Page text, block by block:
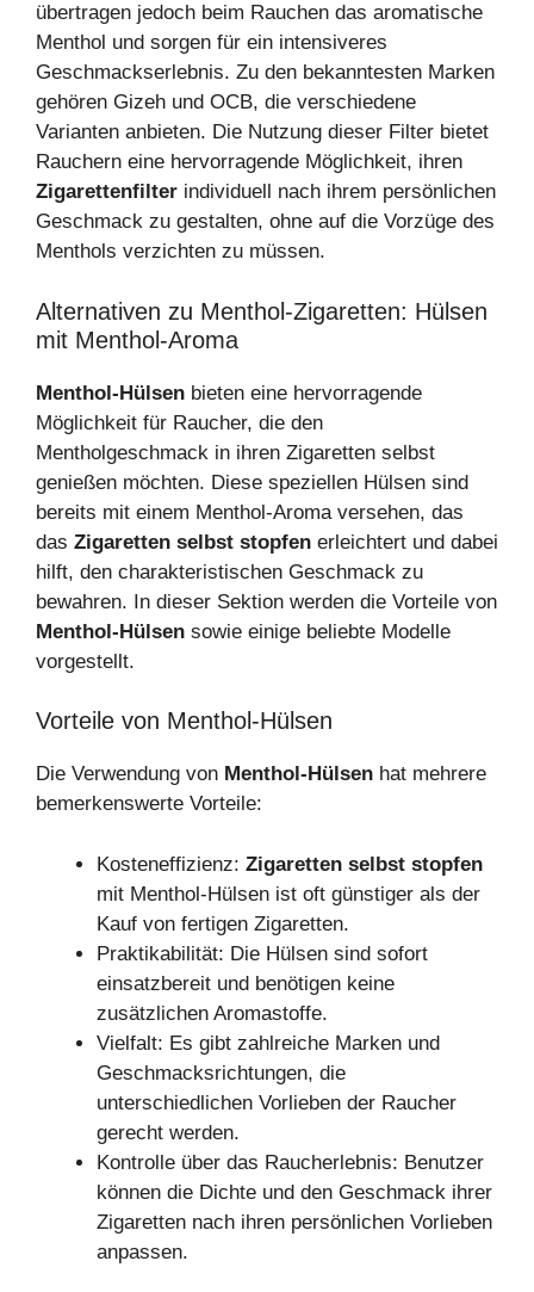
übertragen jedoch beim Rauchen das aromatische
Menthol und sorgen für ein intensiveres
Geschmackserlebnis. Zu den bekanntesten Marken
gehören Gizeh und OCB, die verschiedene
Varianten anbieten. Die Nutzung dieser Filter bietet
Rauchern eine hervorragende Möglichkeit, ihren
Zigarettenfilter individuell nach ihrem persönlichen
Geschmack zu gestalten, ohne auf die Vorzüge des
Menthols verzichten zu müssen.
Alternativen zu Menthol-Zigaretten: Hülsen
mit Menthol-Aroma
Menthol-Hülsen bieten eine hervorragende
Möglichkeit für Raucher, die den
Mentholgeschmack in ihren Zigaretten selbst
genießen möchten. Diese speziellen Hülsen sind
bereits mit einem Menthol-Aroma versehen, das
das Zigaretten selbst stopfen erleichtert und dabei
hilft, den charakteristischen Geschmack zu
bewahren. In dieser Sektion werden die Vorteile von
Menthol-Hülsen sowie einige beliebte Modelle
vorgestellt.
Vorteile von Menthol-Hülsen
Die Verwendung von Menthol-Hülsen hat mehrere
bemerkenswerte Vorteile:
Kosteneffizienz: Zigaretten selbst stopfen
mit Menthol-Hülsen ist oft günstiger als der
Kauf von fertigen Zigaretten.
Praktikabilität: Die Hülsen sind sofort
einsatzbereit und benötigen keine
zusätzlichen Aromastoffe.
Vielfalt: Es gibt zahlreiche Marken und
Geschmacksrichtungen, die
unterschiedlichen Vorlieben der Raucher
gerecht werden.
Kontrolle über das Raucherlebnis: Benutzer
können die Dichte und den Geschmack ihrer
Zigaretten nach ihren persönlichen Vorlieben
anpassen.